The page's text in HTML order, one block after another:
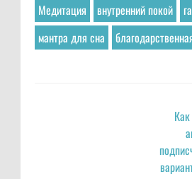
Медитация внутренний покой
мантра для сна